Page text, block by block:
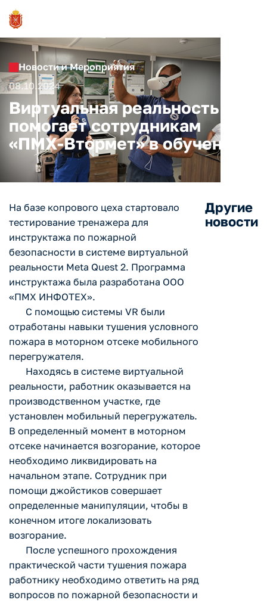
Новости и Мероприятия
08.10.2024
Виртуальная реальность
помогает сотрудникам
«ПМХ-Втормет» в обучении
На базе копрового цеха стартовало
тестирование тренажера для
инструктажа по пожарной
безопасности в системе виртуальной
реальности Meta Quest 2. Программа
инструктажа была разработана ООО
«ПМХ ИНФОТЕХ».
С помощью системы VR были
отработаны навыки тушения условного
пожара в моторном отсеке мобильного
перегружателя.
Находясь в системе виртуальной
реальности, работник оказывается на
производственном участке, где
установлен мобильный перегружатель.
В определенный момент в моторном
отсеке начинается возгорание, которое
необходимо ликвидировать на
начальном этапе. Сотрудник при
помощи джойстиков совершает
определенные манипуляции, чтобы в
конечном итоге локализовать
возгорание.
После успешного прохождения
практической части тушения пожара
работнику необходимо ответить на ряд
вопросов по пожарной безопасности и
Другие
новости